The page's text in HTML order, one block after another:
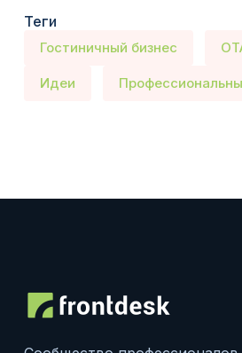
Теги
Гостиничный бизнес
Идеи